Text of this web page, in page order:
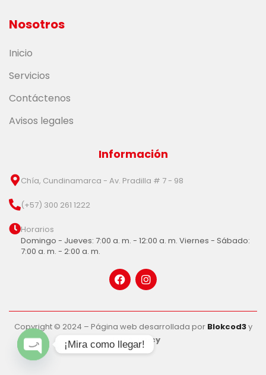
Nosotros
Inicio
Servicios
Contáctenos
Avisos legales
Información
Chía, Cundinamarca - Av. Pradilla # 7 - 98
(+57) 300 261 1222
Horarios
Domingo - Jueves: 7:00 a. m. - 12:00 a. m. Viernes - Sábado:
7:00 a. m. - 2:00 a. m.
Copyright © 2024 – Página web desarrollada por Blokcod3y
Glob Agency
¡Mira como llegar!